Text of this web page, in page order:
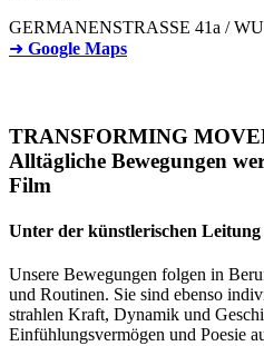
GERMANENSTRASSE 41a /
➜ Google Maps
TRANSFORMING
Alltägliche Bewegungen
Film
Unter der künstlerischen
Unsere Bewegungen folgen in
und Routinen. Sie sind ebenso
strahlen Kraft, Dynamik und
Einfühlungsvermögen und Poesie